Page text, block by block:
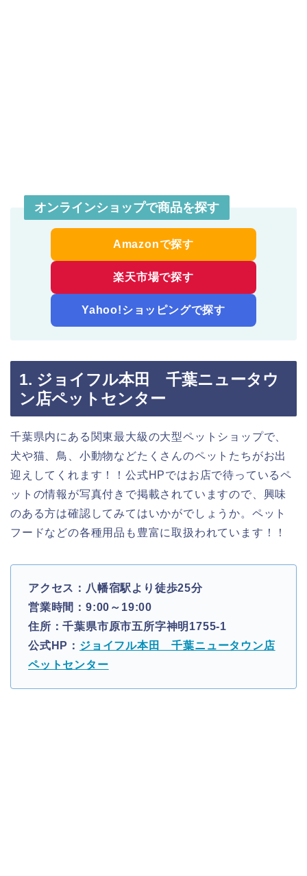
オンラインショップで商品を探す
Amazonで探す
楽天市場で探す
Yahoo!ショッピングで探す
1. ジョイフル本田 千葉ニュータウ
ン店ペットセンター
千葉県内にある関東最大級の大型ペットショップで、
犬や猫、鳥、小動物などたくさんのペットたちがお出
迎えしてくれます！！公式HPではお店で待っているペ
ットの情報が写真付きで掲載されていますので、興味
のある方は確認してみてはいかがでしょうか。ペット
フードなどの各種用品も豊富に取扱われています！！
アクセス：八幡宿駅より徒歩25分
営業時間：9:00～19:00
住所：千葉県市原市五所字神明1755-1
公式HP： ジョイフル本田 千葉ニュータウン店
ペットセンター